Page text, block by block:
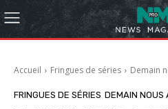
Accueil Fringues de séries Demain
FRINGUES DE SÉRIES DEMAIN NOUS